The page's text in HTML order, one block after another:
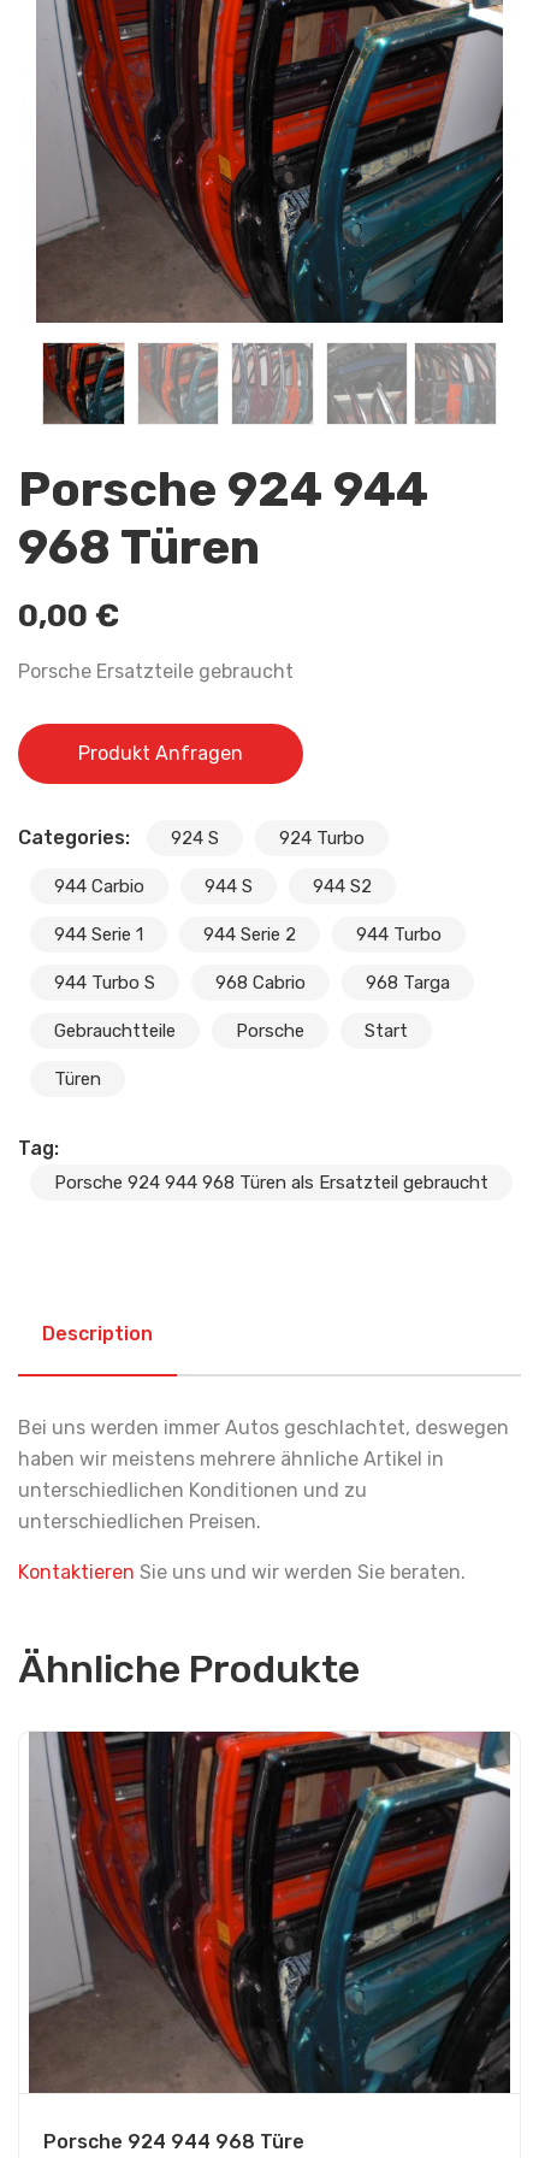
Porsche 924 944
968 Türen
0,00 €
Porsche Ersatzteile gebraucht
Produkt Anfragen
Categories: 924 S 924 Turbo
944 Carbio 944 S 944 S2
944 Serie 1 944 Serie 2 944 Turbo
944 Turbo S 968 Cabrio 968 Targa
Gebrauchtteile Porsche Start
Türen
Tag:
Porsche 924 944 968 Türen als Ersatzteil gebraucht
Description
Bei uns werden immer Autos geschlachtet, deswegen
haben wir meistens mehrere ähnliche Artikel in
unterschiedlichen Konditionen und zu
unterschiedlichen Preisen.
Kontaktieren Sie uns und wir werden Sie beraten.
Ähnliche Produkte
Porsche 924 944 968 Türe